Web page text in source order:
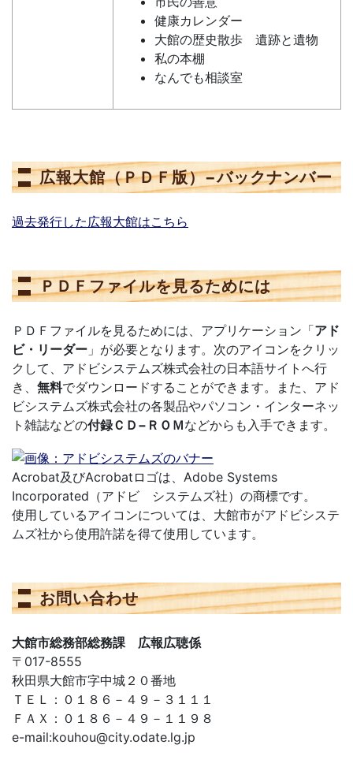
健康カレンダー
大館の歴史散歩 遺跡と遺物
私の本棚
なんでも相談室
広報大館（ＰＤＦ版）−バックナンバー
過去発行した広報大館はこちら
ＰＤＦファイルを見るためには
ＰＤＦファイルを見るためには、アプリケーション「アド
ビ・リーダー 」が必要となります。次のアイコンをクリッ
クして、アドビシステムズ株式会社の日本語サイトへ行
き、 無料でダウンロードすることができます。また、アド
ビシステムズ株式会社の各製品やパソコン・インターネッ
ト雑誌などの付録ＣＤ−ＲＯＭなどからも入手できます。
Acrobat及びAcrobatロゴは、Adobe Systems
Incorporated（アドビ システムズ社）の商標です。
使用しているアイコンについては、大館市がアドビシステ
ムズ社から使用許諾を得て使用しています。
お問い合わせ
大館市総務部総務課 広報広聴係
〒017-8555
秋田県大館市字中城２０番地
ＴＥＬ：０１８６－４９－３１１１
ＦＡＸ：０１８６－４９－１１９８
e-mail:kouhou@city.odate.lg.jp